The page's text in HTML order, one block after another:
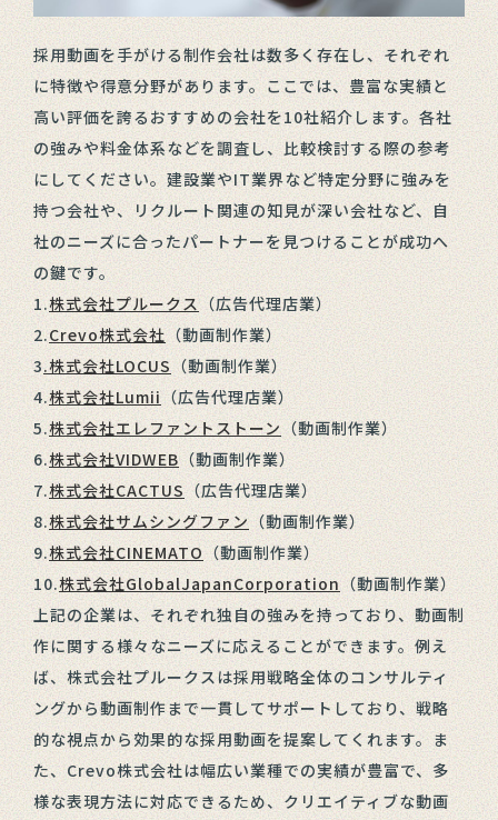
採用動画を手がける制作会社は数多く存在し、それぞれ
に特徴や得意分野があります。ここでは、豊富な実績と
高い評価を誇るおすすめの会社を10社紹介します。各社
の強みや料金体系などを調査し、比較検討する際の参考
にしてください。建設業やIT業界など特定分野に強みを
持つ会社や、リクルート関連の知見が深い会社など、自
社のニーズに合ったパートナーを見つけることが成功へ
の鍵です。
1.株式会社プルークス（広告代理店業）
2.Crevo株式会社（動画制作業）
3.株式会社LOCUS（動画制作業）
4.株式会社Lumii （広告代理店業）
5.株式会社エレファントストーン （動画制作業）
6.株式会社VIDWEB（動画制作業）
7.株式会社CACTUS（広告代理店業）
8.株式会社サムシングファン （動画制作業）
9.株式会社CINEMATO（動画制作業）
10.株式会社GlobalJapanCorporation （動画制作業）
上記の企業は、それぞれ独自の強みを持っており、動画制
作に関する様々なニーズに応えることができます。例え
ば、株式会社プルークスは採用戦略全体のコンサルティ
ングから動画制作まで一貫してサポートしており、戦略
的な視点から効果的な採用動画を提案してくれます。ま
た、Crevo株式会社は幅広い業種での実績が豊富で、多
様な表現方法に対応できるため、クリエイティブな動画